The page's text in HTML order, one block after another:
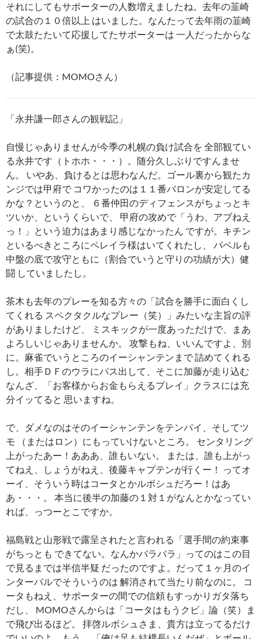
それにしてもサポーターの人数増えましたね。去年の韮崎
の試合の１０倍以上 はいました。なんたって去年雨の韮崎
で太鼓たたいて応援してたサポーターは 一人だったからな
ぁ(笑)。
（記事提供：MOMOさん）
「永井謙一郎さんの観戦記」
自慢じゃありませんが今季の札幌の負け試合を 全部観てい
る永井です（トホホ・・・）。随分久しぶりですんませ
ん。 いやあ、負けるとは思わなんだ。ゴール裏から観たカ
ンジでは甲府で コワかったのは１１番バロンが安定してる
かな？というのと、 ６番仲田のディフェンスがちょっとキ
ツいか、というくらいで、 甲府の攻めで「うわ、アブねえ
っ！」という迫力はあまり感じなかったん ですが。キチン
といるべきところにペレイラ様はいてくれたし、 パベルも
中盤の底で攻守ともに（割合でいうと守りの功績が大）健
闘 していましたし。
茶木も去年のプレーを知る方々の「試合を勝手に面白くし
てくれる スペクタクルなプレー（笑）」みたいな主旨の評
がありましたけど、 ミスキックが一度あっただけで、まあ
よろしいじゃありませんか。 攻撃もね、いいんですよ、別
に。麻雀でいうところのイーシャンテンまで 詰めてくれる
し。相手ＤＦのウラにパス出して、そこに加藤が走り込む
なんざ、「お客様からお金もらえるプレイ」クラスには充
分イッてると 思いますね。
で、ダメなのはそのイーシャンテンをテンパイ、そしてツ
モ （またはロン）にもっていけないところ。 センタリング
上がったあー！あああ、誰もいない。 または、誰も上がっ
てねえ、しょうがねえ、後藤キャプテンが行くー！ ってオ
ーイ、そういう時はコータとかルボシュだろー！はあ
あ・・・。 本当に後半の加藤の１対１がなんとかなってい
れば、っつーとこですか。
福島戦と山形戦で露呈されたと言われる「選手間の約束事
がちっとも できてない。なんかバラバラ」ってのはこの目
で見るまでは半信半疑 だったのですよ。だって１ヶ月のイ
ンターバルでそういうのは 解消されて当たり前なのに。 コ
ータもねえ、サポーターの間での信頼もすっかりガタ落ち
だし、 MOMOさんからは「コータはもうクビ」論（笑）ま
で飛び出るほど。 拝啓ルボシュさま、貴方は立ってるだけ